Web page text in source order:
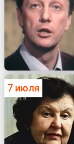
7 июля